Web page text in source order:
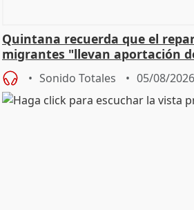
Quintana recuerda que el
migrantes "llevan aportación
central
Sonido Totales 05/08/2026